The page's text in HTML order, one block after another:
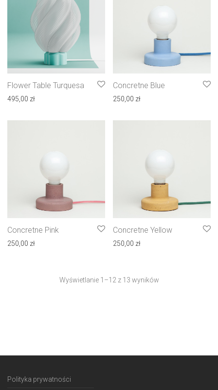
Flower Table Turquesa
495,00 zł
Concretne Blue
250,00 zł
Concretne Pink
250,00 zł
Concretne Yellow
250,00 zł
Wyświetlanie 1–12 z 13 wyników
Polityka prywatności